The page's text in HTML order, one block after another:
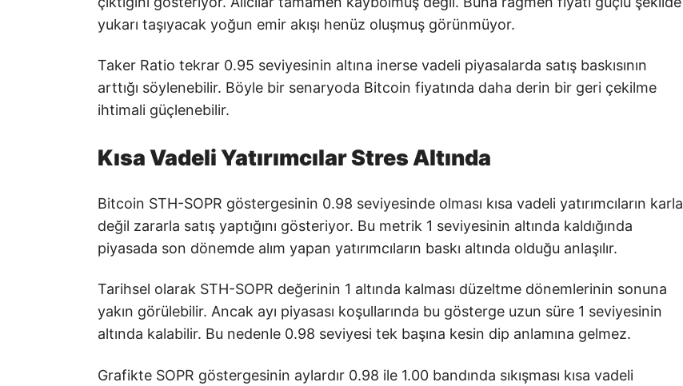
yukarı taşıyacak yoğun emir akışı henüz oluşmuş görünmüyor.
Taker Ratio tekrar 0.95 seviyesinin altına inerse vadeli piyasalarda satış baskısının
arttığı söylenebilir. Böyle bir senaryoda Bitcoin fiyatında daha derin bir geri çekilme
ihtimali güçlenebilir.
Kısa Vadeli Yatırımcılar Stres Altında
Bitcoin STH-SOPR göstergesinin 0.98 seviyesinde olması kısa vadeli yatırımcıların karla
değil zararla satış yaptığını gösteriyor. Bu metrik 1 seviyesinin altında kaldığında
piyasada son dönemde alım yapan yatırımcıların baskı altında olduğu anlaşılır.
Tarihsel olarak STH-SOPR değerinin 1 altında kalması düzeltme dönemlerinin sonuna
yakın görülebilir. Ancak ayı piyasası koşullarında bu gösterge uzun süre 1 seviyesinin
altında kalabilir. Bu nedenle 0.98 seviyesi tek başına kesin dip anlamına gelmez.
Grafikte SOPR göstergesinin aylardır 0.98 ile 1.00 bandında sıkışması kısa vadeli